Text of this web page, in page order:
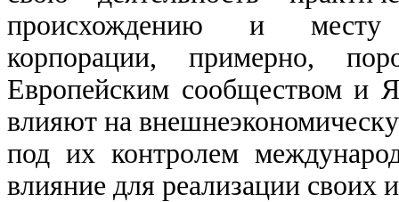
происхождению и месту
корпорации, примерно,
Европейским сообществом и
влияют на
под их контролем
влияние для реализации своих